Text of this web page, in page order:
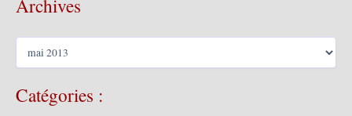
Archives
A
h
Catégories :